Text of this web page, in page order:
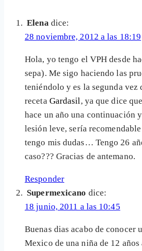
Elena dice:
28 noviembre, 2012 a las 18:19
Hola, yo tengo el VPH desde
sepa). Me sigo haciendo las
teniéndolo y es la segunda vez
receta Gardasil, ya que dice
hace un año una continuación
lesión leve, sería
tengo mis dudas… Tengo 26
caso??? Gracias de antemano.
Responder
Supermexicano dice:
18 junio, 2011 a las 10:45
Buenas dias acabo de conocer
Mexico de una niña de 12